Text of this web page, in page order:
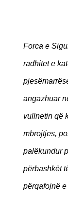
Forca e
radhitet e
angazhuar
vullnetin që
mbrojtjes,
palëkundur
përbashkët
përqafojnë